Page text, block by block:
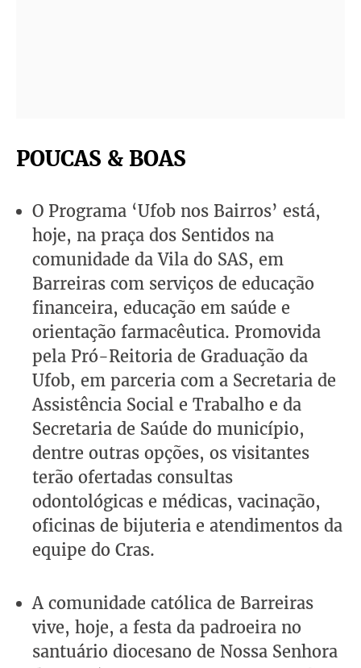
POUCAS & BOAS
O Programa ‘Ufob nos Bairros’ está,
hoje, na praça dos Sentidos na
comunidade da Vila do SAS, em
Barreiras com serviços de educação
financeira, educação em saúde e
orientação farmacêutica. Promovida
pela Pró-Reitoria de Graduação da
Ufob, em parceria com a Secretaria de
Assistência Social e Trabalho e da
Secretaria de Saúde do município,
dentre outras opções, os visitantes
terão ofertadas consultas
odontológicas e médicas, vacinação,
oficinas de bijuteria e atendimentos da
equipe do Cras.
A comunidade católica de Barreiras
vive, hoje, a festa da padroeira no
santuário diocesano de Nossa Senhora